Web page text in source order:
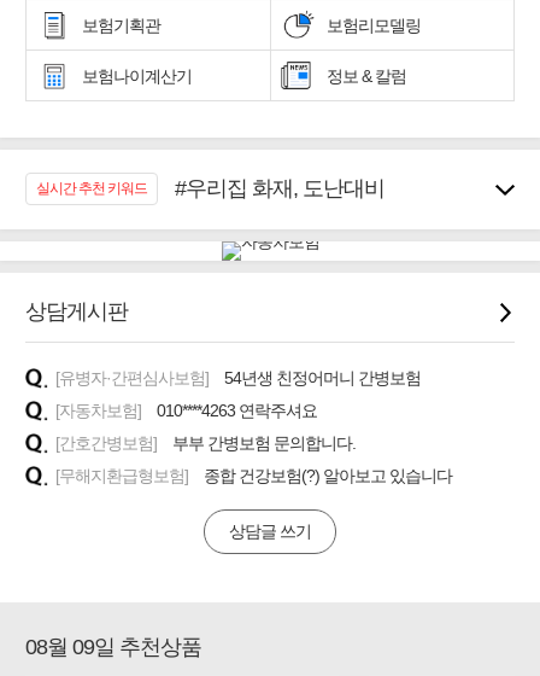
보험기획관 보험리모델링
보험나이계산기 정보 & 칼럼
실시간 추천 키워드
#우리집 화재, 도난대비
#임플란트, 치아치료보장
#무해지 건강보험
#바뀌기전에 4세대 가입
#추천골프보험
상담게시판
[유병자·간편심사보험]
54년생 친정어머니 간병보험
[자동차보험]
010****4263 연락주셔요
[간호간병보험]
부부 간병보험 문의합니다.
[무해지환급형보험]
종합 건강보험(?) 알아보고 있습니다
상담글 쓰기
08월 09일 추천상품